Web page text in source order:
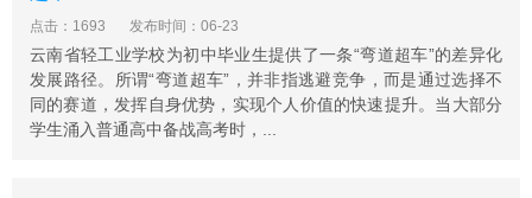
点击：1693 发布时间：06-23
云南省轻工业学校为初中毕业生提供了一条“弯道超车”的差异化
发展路径。所谓“弯道超车”，并非指逃避竞争，而是通过选择不
同的赛道，发挥自身优势，实现个人价值的快速提升。当大部分
学生涌入普通高中备战高考时，...